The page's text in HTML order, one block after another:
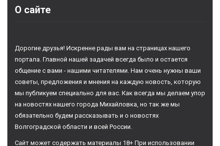
О сайте
Дорогие друзья! Искренне рады вам на страницах нашего
портала. Главной нашей задачей всегда было и остается
общение с вами - нашими читателями. Нам очень нужны ваши
советы, предложения и мнения на каждую новость, которую
мы публикуем специально для вас. Как всегда мы делаем упор
на новостях нашего города Михайловка, но так же мы
обязательно будем рассказывать и о новостях
Волгоградской области и всей России.
Сайт может содержать материалы 18+ При использовании